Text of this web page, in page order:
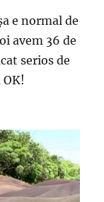
e normal de
avem 36 de
serios de